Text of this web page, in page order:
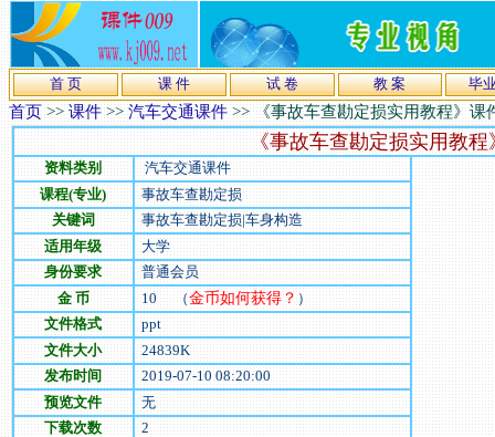
首 页 课 件 试 卷 教 案 毕
首页>>课件>>汽车交通课件>>《事故车查勘定损实用教程》课
《事故车查勘定损实用教程
资料类别
汽车交通课件
课程(专业)
事故车查勘定损
关键词
事故车查勘定损|车身构造
适用年级
大学
身份要求
普通会员
金 币
10（金币如何获得？）
文件格式
ppt
文件大小
24839K
发布时间
2019-07-10 08:20:00
预览文件
无
下载次数
2